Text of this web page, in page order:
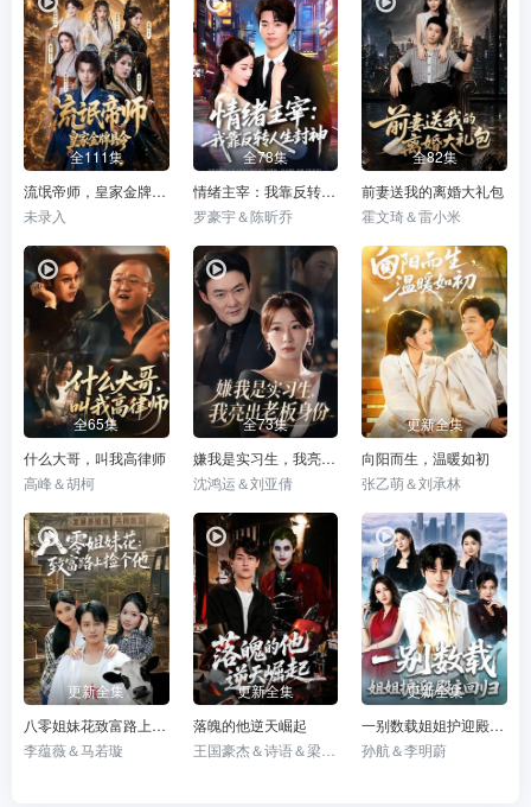
全111集
流氓帝师，皇家金牌县令
未录入
全78集
情绪主宰：我靠反转人生封神
罗豪宇＆陈昕乔
全82集
前妻送我的离婚大礼包
霍文琦＆雷小米
全65集
什么大哥，叫我高律师
高峰＆胡柯
全73集
嫌我是实习生，我亮出老板身份
沈鸿运＆刘亚倩
更新全集
向阳而生，温暖如初
张乙萌＆刘承林
更新全集
八零姐妹花致富路上捡个他
李蕴薇＆马若璇
更新全集
落魄的他逆天崛起
更新全集
一别数载姐姐护迎殿主回归
孙航＆李明蔚